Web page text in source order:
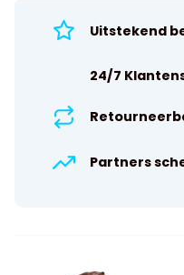
Uitstekend
24/7
Partners